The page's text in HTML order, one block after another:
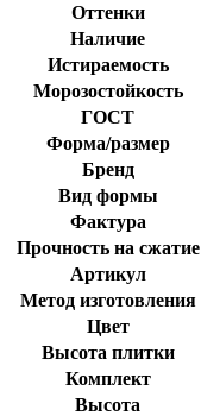
Оттенки
Наличие
Истираемость
Морозостойкость
ГОСТ
Форма/размер
Бренд
Вид формы
Фактура
Прочность на сжатие
Артикул
Метод изготовления
Цвет
Высота плитки
Комплект
Высота